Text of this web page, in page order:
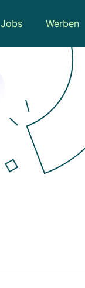
Jobs Werben